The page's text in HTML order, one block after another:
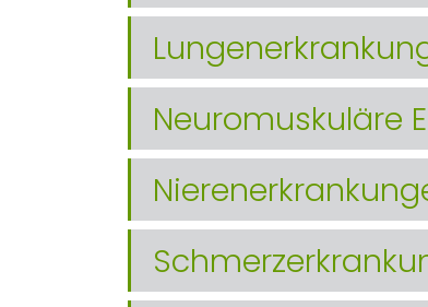
Neuromuskuläre